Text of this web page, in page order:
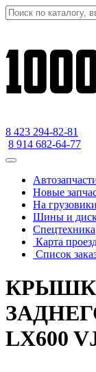
8 423 294-82-81
8 914 682-64-77
Новые
На грузовики
Шины и
Спецтехника
Карта
Список
LX600